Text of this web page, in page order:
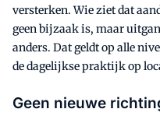
versterken. Wie ziet dat
geen bijzaak is, maar
anders. Dat geldt op alle
de dagelijkse praktijk op
Geen nieuwe